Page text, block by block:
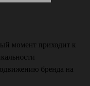
момент приходит к
бренда на